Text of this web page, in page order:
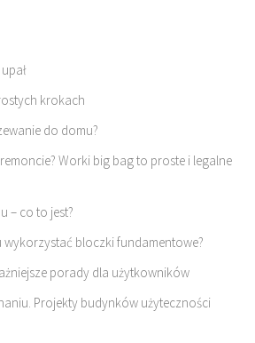
krokach
do domu?
Worki big bag to proste i legalne
– co to jest?
bloczki fundamentowe?
porady dla użytkowników
Projekty budynków użyteczności